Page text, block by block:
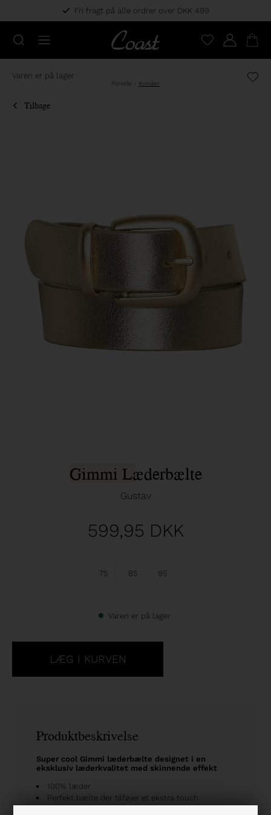
Fri fragt på alle ordrer over DKK 499
Varen er på lager
Forside - Kvinder
Tilbage
Gimmi Læderbælte
Gustav
599,95 DKK
75 85 95
Varen er på lager
Produktbeskrivelse
Super cool Gimmi læderbælte designet i en
eksklusiv læderkvalitet med skinnende effekt
100% læder
Perfekt bælte der tilføjer et ekstra touch